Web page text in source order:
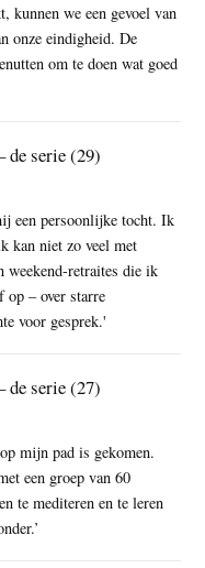
kunnen we een gevoel van
onze eindigheid. De
om te doen wat goed
de serie (29)
een persoonlijke tocht. Ik
kan niet zo veel met
weekend-retraites die ik
op – over starre
voor gesprek.'
de serie (27)
mijn pad is gekomen.
een groep van 60
te mediteren en te leren